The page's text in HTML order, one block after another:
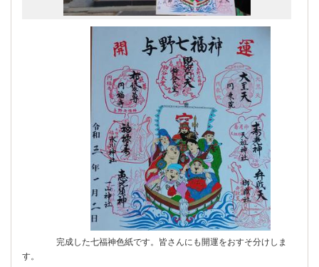
完成した七福神色紙です。皆さんにも開運をおすそ分けしま
す。